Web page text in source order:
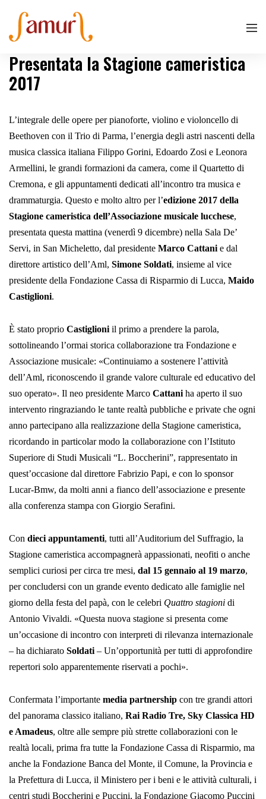
Presentata la Stagione cameristica
2017
L’integrale delle opere per pianoforte, violino e violoncello di
Beethoven con il Trio di Parma, l’energia degli astri nascenti della
musica classica italiana Filippo Gorini, Edoardo Zosi e Leonora
Armellini, le grandi formazioni da camera, come il Quartetto di
Cremona, e gli appuntamenti dedicati all’incontro tra musica e
drammaturgia. Questo e molto altro per l’edizione 2017 della
Stagione cameristica dell’Associazione musicale lucchese,
presentata questa mattina (venerdì 9 dicembre) nella Sala De’
Servi, in San Micheletto, dal presidente Marco Cattani e dal
direttore artistico dell’Aml, Simone Soldati, insieme al vice
presidente della Fondazione Cassa di Risparmio di Lucca, Maido
Castiglioni.
È stato proprio Castiglioni il primo a prendere la parola,
sottolineando l’ormai storica collaborazione tra Fondazione e
Associazione musicale: «Continuiamo a sostenere l’attività
dell’Aml, riconoscendo il grande valore culturale ed educativo del
suo operato». Il neo presidente Marco Cattani ha aperto il suo
intervento ringraziando le tante realtà pubbliche e private che ogni
anno partecipano alla realizzazione della Stagione cameristica,
ricordando in particolar modo la collaborazione con l’Istituto
Superiore di Studi Musicali “L. Boccherini”, rappresentato in
quest’occasione dal direttore Fabrizio Papi, e con lo sponsor
Lucar-Bmw, da molti anni a fianco dell’associazione e presente
alla conferenza stampa con Giorgio Serafini.
Con dieci appuntamenti, tutti all’Auditorium del Suffragio, la
Stagione cameristica accompagnerà appassionati, neofiti o anche
semplici curiosi per circa tre mesi, dal 15 gennaio al 19 marzo,
per concludersi con un grande evento dedicato alle famiglie nel
giorno della festa del papà, con le celebri Quattro stagioni di
Antonio Vivaldi. «Questa nuova stagione si presenta come
un’occasione di incontro con interpreti di rilevanza internazionale
– ha dichiarato Soldati – Un’opportunità per tutti di approfondire
repertori solo apparentemente riservati a pochi».
Confermata l’importante media partnership con tre grandi attori
del panorama classico italiano, Rai Radio Tre, Sky Classica HD
e Amadeus, oltre alle sempre più strette collaborazioni con le
realtà locali, prima fra tutte la Fondazione Cassa di Risparmio, ma
anche la Fondazione Banca del Monte, il Comune, la Provincia e
la Prefettura di Lucca, il Ministero per i beni e le attività culturali, i
centri studi Boccherini e Puccini, la Fondazione Giacomo Puccini